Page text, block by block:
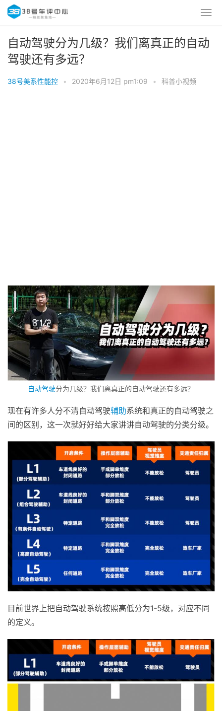
自动驾驶分为几级？我们离真正的自动
驾驶还有多远？
38号美系性能控 • 2020年6月12日 pm1:09 • 科普小视频
自动驾驶分为几级？我们离真正的自动驾驶还有多远？
现在有许多人分不清自动驾驶辅助系统和真正的自动驾驶之
间的区别，这一次就好好给大家讲讲自动驾驶的分类分级。
目前世界上把自动驾驶系统按照高低分为1-5级，对应不同
的定义。